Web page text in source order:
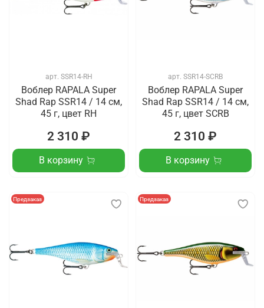
арт. SSR14-RH
Воблер RAPALA Super
Shad Rap SSR14 / 14 см,
45 г, цвет RH
2 310 ₽
В корзину
арт. SSR14-SCRB
Воблер RAPALA Super
Shad Rap SSR14 / 14 см,
45 г, цвет SCRB
2 310 ₽
В корзину
Предзаказ Предзаказ